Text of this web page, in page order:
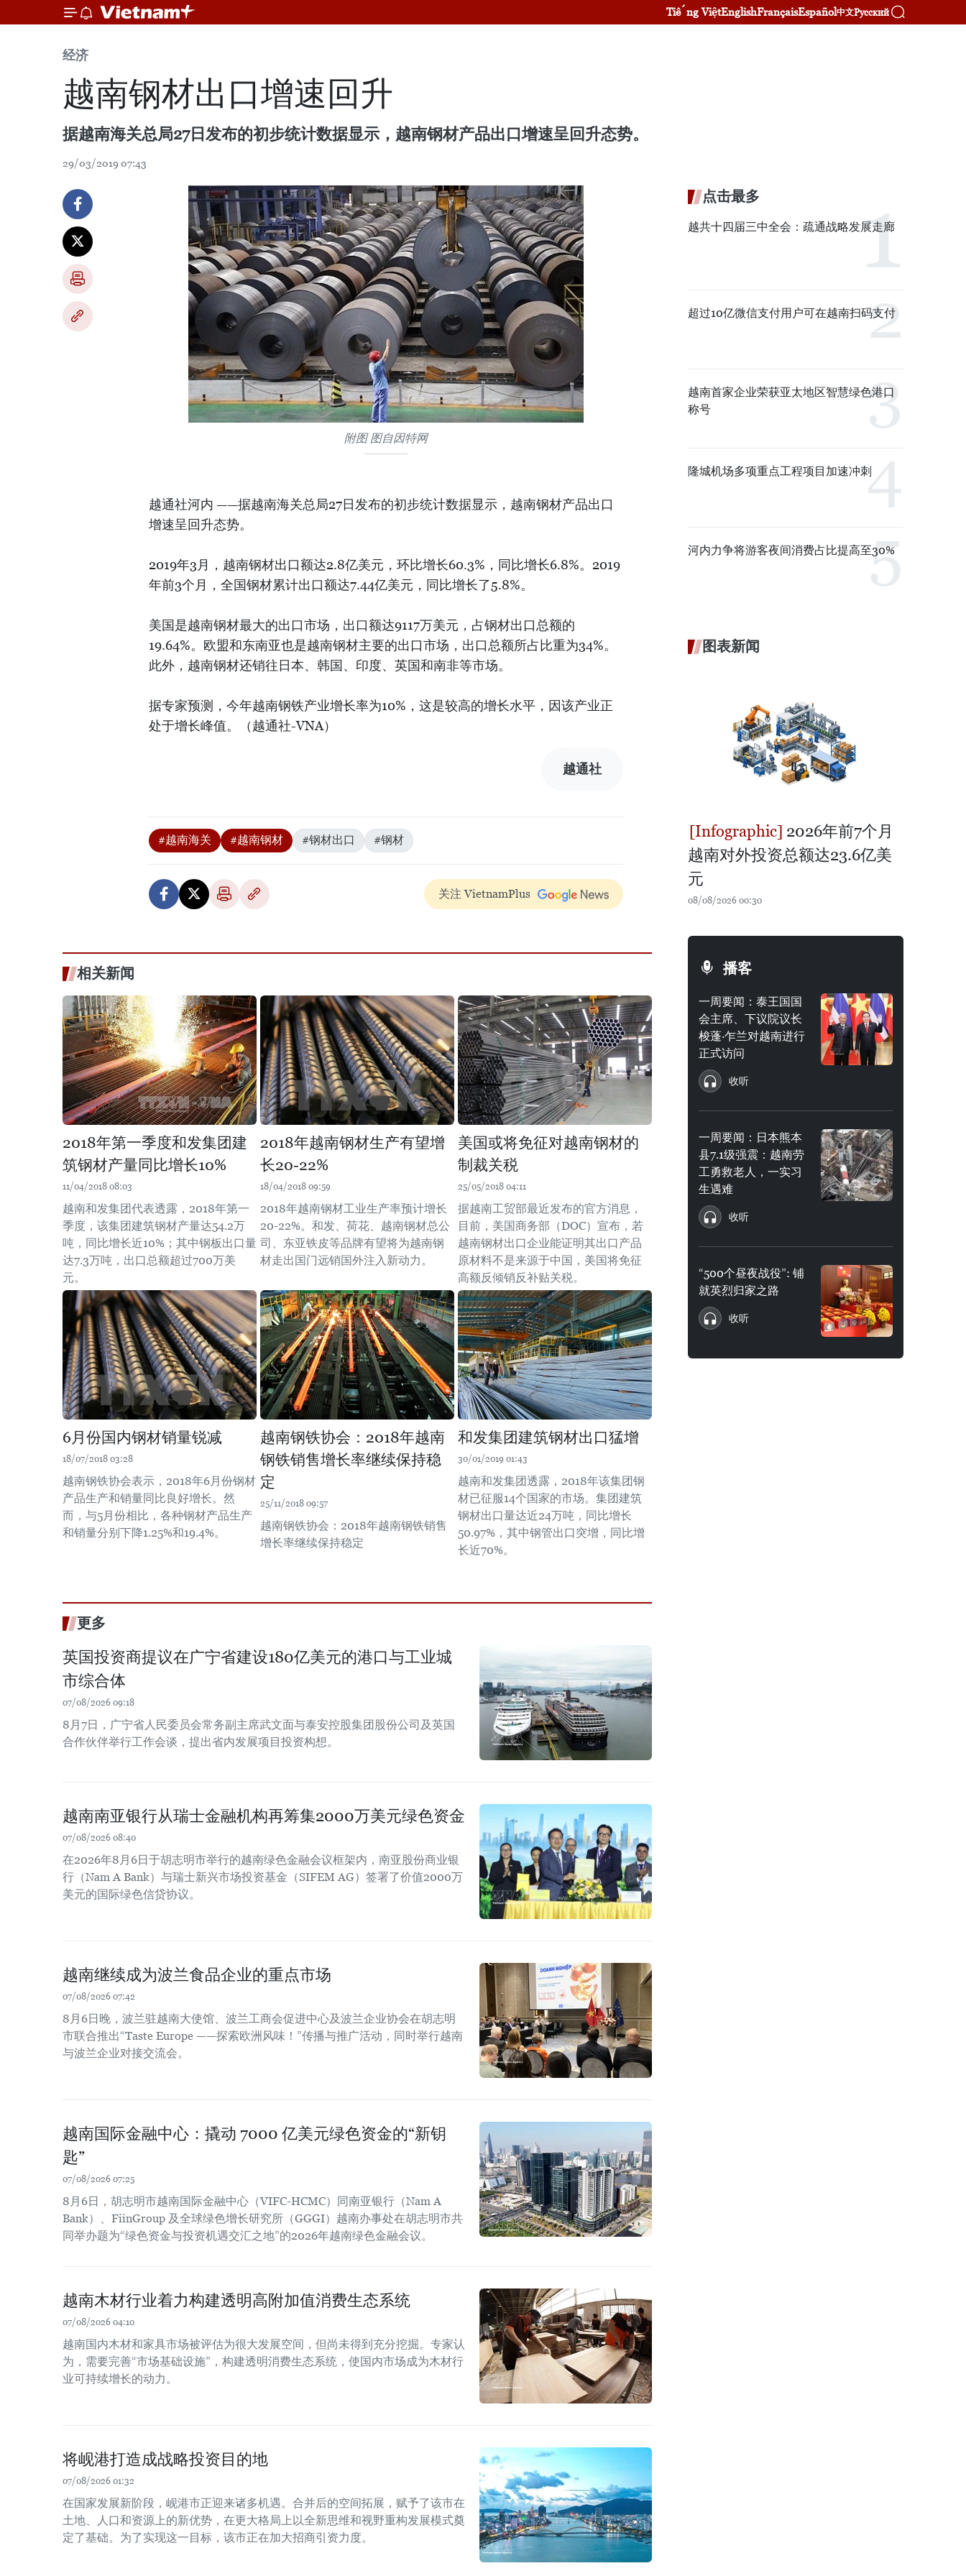
Tiếng ViệtEnglishFrançaisEspañol中文Русский
经济
越南钢材出口增速回升
据越南海关总局27日发布的初步统计数据显示，越南钢材产品出口增速呈回升态势。
29/03/2019 07:43
附图 图自因特网
越通社河内 ——据越南海关总局27日发布的初步统计数据显示，越南钢材产品出口
增速呈回升态势。
2019年3月，越南钢材出口额达2.8亿美元，环比增长60.3%，同比增长6.8%。2019
年前3个月，全国钢材累计出口额达7.44亿美元，同比增长了5.8%。
美国是越南钢材最大的出口市场，出口额达9117万美元，占钢材出口总额的
19.64%。欧盟和东南亚也是越南钢材主要的出口市场，出口总额所占比重为34%。
此外，越南钢材还销往日本、韩国、印度、英国和南非等市场。
据专家预测，今年越南钢铁产业增长率为10%，这是较高的增长水平，因该产业正
处于增长峰值。（越通社-VNA）
越通社
#越南海关 #越南钢材 #钢材出口 #钢材
关注 VietnamPlus
相关新闻
2018年第一季度和发集团建
筑钢材产量同比增长10%
11/04/2018 08:03
越南和发集团代表透露，2018年第一
季度，该集团建筑钢材产量达54.2万
吨，同比增长近10%；其中钢板出口量
达7.3万吨，出口总额超过700万美
元。
2018年越南钢材生产有望增
长20-22%
18/04/2018 09:59
2018年越南钢材工业生产率预计增长
20-22%。和发、荷花、越南钢材总公
司、东亚铁皮等品牌有望将为越南钢
材走出国门远销国外注入新动力。
美国或将免征对越南钢材的
制裁关税
25/05/2018 04:11
据越南工贸部最近发布的官方消息，
目前，美国商务部（DOC）宣布，若
越南钢材出口企业能证明其出口产品
原材料不是来源于中国，美国将免征
高额反倾销反补贴关税。
6月份国内钢材销量锐减
18/07/2018 03:28
越南钢铁协会表示，2018年6月份钢材
产品生产和销量同比良好增长。然
而，与5月份相比，各种钢材产品生产
和销量分别下降1.25%和19.4%。
越南钢铁协会：2018年越南
钢铁销售增长率继续保持稳
定
25/11/2018 09:57
越南钢铁协会：2018年越南钢铁销售
增长率继续保持稳定
和发集团建筑钢材出口猛增
30/01/2019 01:43
越南和发集团透露，2018年该集团钢
材已征服14个国家的市场。集团建筑
钢材出口量达近24万吨，同比增长
50.97%，其中钢管出口突增，同比增
长近70%。
更多
英国投资商提议在广宁省建设180亿美元的港口与工业城
市综合体
07/08/2026 09:18
8月7日，广宁省人民委员会常务副主席武文面与泰安控股集团股份公司及英国
合作伙伴举行工作会谈，提出省内发展项目投资构想。
越南南亚银行从瑞士金融机构再筹集2000万美元绿色资金
07/08/2026 08:40
在2026年8月6日于胡志明市举行的越南绿色金融会议框架内，南亚股份商业银
行（Nam A Bank）与瑞士新兴市场投资基金（SIFEM AG）签署了价值2000万
美元的国际绿色信贷协议。
越南继续成为波兰食品企业的重点市场
07/08/2026 07:42
8月6日晚，波兰驻越南大使馆、波兰工商会促进中心及波兰企业协会在胡志明
市联合推出“Taste Europe ——探索欧洲风味！”传播与推广活动，同时举行越南
与波兰企业对接交流会。
越南国际金融中心：撬动 7000 亿美元绿色资金的“新钥
匙”
07/08/2026 07:25
8月6日，胡志明市越南国际金融中心（VIFC-HCMC）同南亚银行（Nam A
Bank）、FiinGroup 及全球绿色增长研究所（GGGI）越南办事处在胡志明市共
同举办题为“绿色资金与投资机遇交汇之地”的2026年越南绿色金融会议。
越南木材行业着力构建透明高附加值消费生态系统
07/08/2026 04:10
越南国内木材和家具市场被评估为很大发展空间，但尚未得到充分挖掘。专家认
为，需要完善“市场基础设施”，构建透明消费生态系统，使国内市场成为木材行
业可持续增长的动力。
将岘港打造成战略投资目的地
07/08/2026 01:32
在国家发展新阶段，岘港市正迎来诸多机遇。合并后的空间拓展，赋予了该市在
土地、人口和资源上的新优势，在更大格局上以全新思维和视野重构发展模式奠
定了基础。为了实现这一目标，该市正在加大招商引资力度。
点击最多
越共十四届三中全会：疏通战略发展走廊
超过10亿微信支付用户可在越南扫码支付
越南首家企业荣获亚太地区智慧绿色港口
称号
隆城机场多项重点工程项目加速冲刺
河内力争将游客夜间消费占比提高至30%
图表新闻
2026年前7个月
越南对外投资总额达23.6亿美
元
08/08/2026 00:30
播客
一周要闻：泰王国国
会主席、下议院议长
梭蓬·乍兰对越南进行
正式访问
收听
一周要闻：日本熊本
县7.1级强震：越南劳
工勇救老人，一实习
生遇难
收听
“500个昼夜战役”: 铺
就英烈归家之路
收听